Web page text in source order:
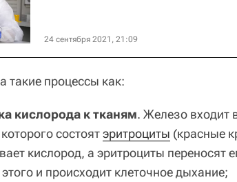
24 сентября 2021, 21:09
такие процессы как:
кислорода к тканям. Железо входит
состоятэритроциты (красные
кислород, а эритроциты переносят
и происходит клеточное дыхание;